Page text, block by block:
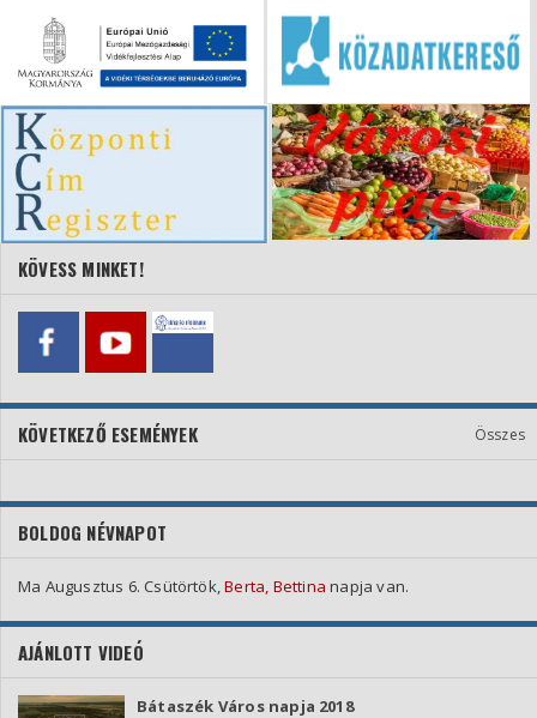
KÖVESS MINKET!
KÖVETKEZŐ ESEMÉNYEK Összes
BOLDOG NÉVNAPOT
Ma Augusztus 6. Csütörtök,Berta, Bettina napja van.
AJÁNLOTT VIDEÓ
Bátaszék Város napja 2018